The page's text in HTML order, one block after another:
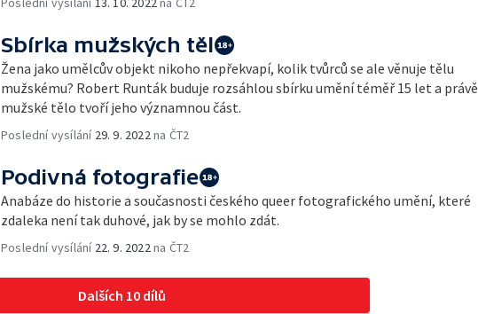
Sbírka mužských těl
Žena jako umělcův objekt nikoho nepřekvapí, kolik tvůrců se ale věnuje tělu
mužskému? Robert Runták buduje rozsáhlou sbírku umění téměř 15 let a právě
mužské tělo tvoří jeho významnou část.
Poslední vysílání 29. 9. 2022 na ČT2
Podivná fotografie
Anabáze do historie a současnosti českého queer fotografického umění, které
zdaleka není tak duhové, jak by se mohlo zdát.
Poslední vysílání 22. 9. 2022 na ČT2
Dalších 10 dílů